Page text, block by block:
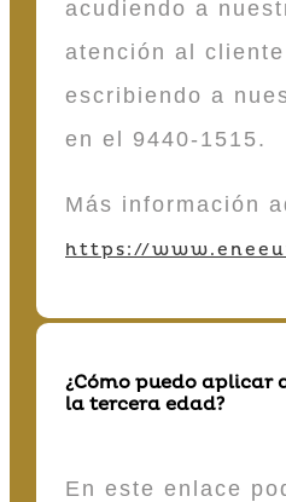
acudiendo a
atención al
escribiendo a
en el 9440-1515.
Más información
https://
¿Cómo puedo aplicar
la tercera edad?
En este enlace